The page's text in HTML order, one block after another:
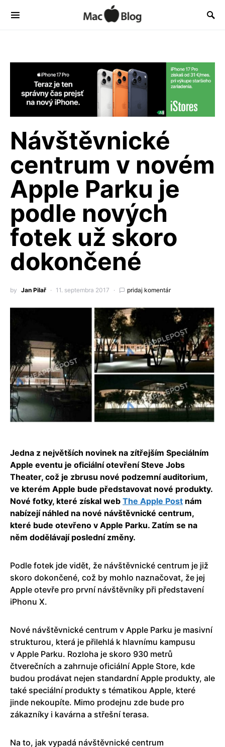
Návštěvnické
centrum v novém
Apple Parku je
podle nových
fotek už skoro
dokončené
by Jan Pilař 11. septembra 2017 pridaj komentár
Jedna z největších novinek na zítřejším Speciálním
Apple eventu je oficiální otevření Steve Jobs
Theater, což je zbrusu nové podzemní auditorium,
ve kterém Apple bude představovat nové produkty.
Nové fotky, které získal web The Apple Post nám
nabízejí náhled na nové návštěvnické centrum,
které bude otevřeno v Apple Parku. Zatím se na
něm dodělávají poslední změny.
Podle fotek jde vidět, že návštěvnické centrum je již
skoro dokončené, což by mohlo naznačovat, že jej
Apple otevře pro první návštěvníky při představení
iPhonu X.
Nové návštěvnické centrum v Apple Parku je masivní
strukturou, která je přilehlá k hlavnímu kampusu
v Apple Parku. Rozloha je skoro 930 metrů
čtverečních a zahrnuje oficiální Apple Store, kde
budou prodávat nejen standardní Apple produkty, ale
také speciální produkty s tématikou Apple, které
jinde nekoupíte. Mimo prodejnu zde bude pro
zákazníky i kavárna a střešní terasa.
Na to, jak vypadá návštěvnické centrum